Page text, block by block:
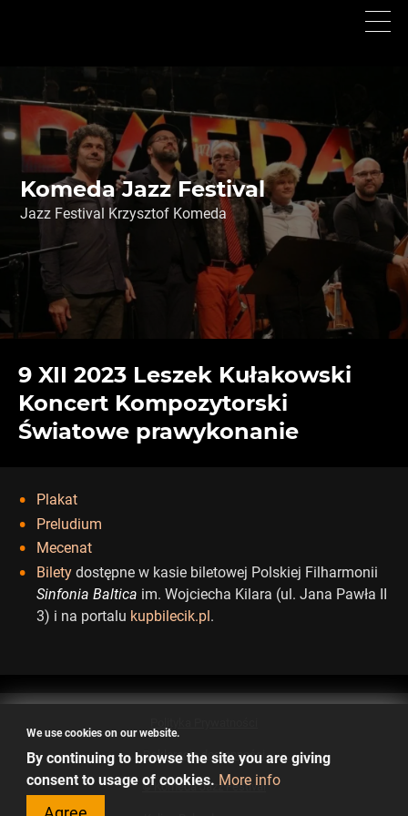
main
Choose
Komeda Jazz Festival
Jazz Festival Krzysztof Komeda
9 XII 2023 Leszek Kułakowski
Koncert Kompozytorski
Światowe prawykonanie
Plakat
Preludium
Mecenat
Bilety dostępne w kasie biletowej Polskiej Filharmonii
Sinfonia Baltica im. Wojciecha Kilara (ul. Jana Pawła II
3) i na portalu kupbilecik.pl.
Deklaracja dostępności
© Komeda Jazz Festival
We use cookies on our website.
By continuing to browse the site you are giving
consent to usage of cookies. More info